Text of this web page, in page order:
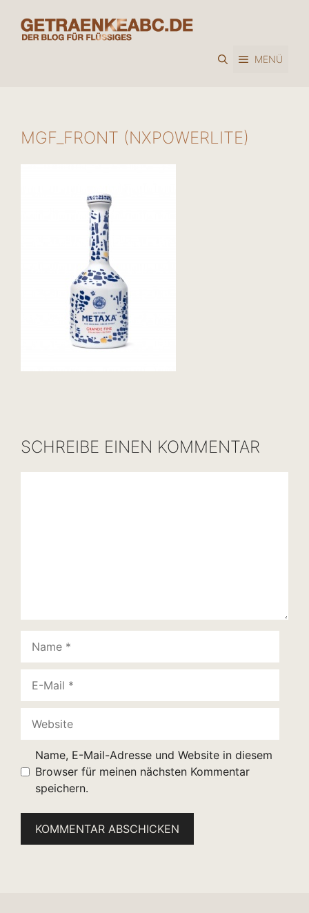
Inhalt
springen
MENÜ
MGF_FRONT (NXPOWERLITE)
SCHREIBE EINEN KOMMENTAR
Mail
Name, E-Mail-Adresse und Website in diesem
Browser für meinen nächsten Kommentar
speichern.